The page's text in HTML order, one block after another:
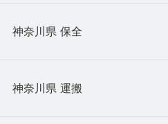
神奈川県 保全
神奈川県 運搬